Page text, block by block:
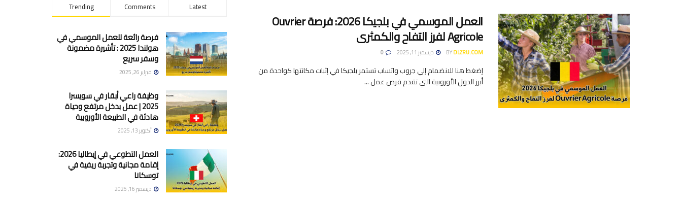
العمل الموسمي في بلجيكا 2026: فرصة Ouvrier
Agricole لفرز التفاح والكمثرى
BYDLZRU.COM ديسمبر 11, 2025
إضغط هنا للانضمام إلي جروب واتساب تستمر بلجيكا في إثبات مكانتها كواحدة من
أبرز الدول الأوروبية التي تقدم فرص عمل ...
Trending Comments Latest
فرصة رائعة للعمل الموسمي في
هولندا 2025 : تأشيرة مضمونة
وسفر سريع
فبراير 26, 2025
وظيفة راعي أبقار في سويسرا
2025 | عمل بدخل مرتفع وحياة
هادئة في الطبيعة الأوروبية
أكتوبر 13, 2025
العمل التطوعي في إيطاليا 2026:
إقامة مجانية وتجربة ريفية في
توسكانا
ديسمبر 16, 2025